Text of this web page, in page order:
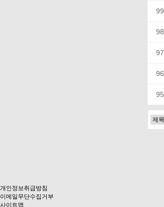
99
98
97
96
95
개인정보취급방침
이메일무단수집거부
사이트맵